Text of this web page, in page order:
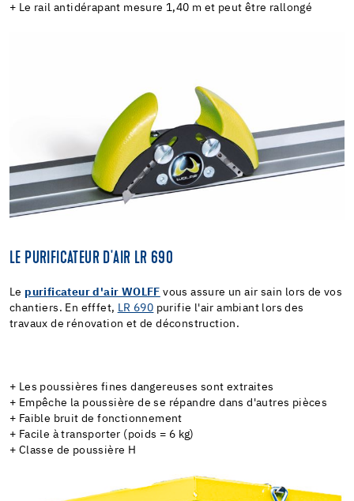
+ Le rail antidérapant mesure 1,40 m et peut être rallongé
LE PURIFICATEUR D'AIR LR 690
Le purificateur d'air WOLFF vous assure un air sain lors de vos
chantiers. En efffet, LR 690 purifie l'air ambiant lors des
travaux de rénovation et de déconstruction.
+ Les poussières fines dangereuses sont extraites
+ Empêche la poussière de se répandre dans d'autres pièces
+ Faible bruit de fonctionnement
+ Facile à transporter (poids = 6 kg)
+ Classe de poussière H